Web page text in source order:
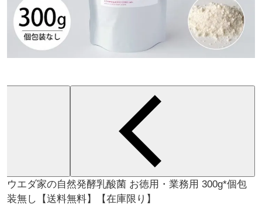
ウエダ家の自然発酵乳酸菌 お徳用・業務用 300g*個包
装無し【送料無料】【在庫限り】